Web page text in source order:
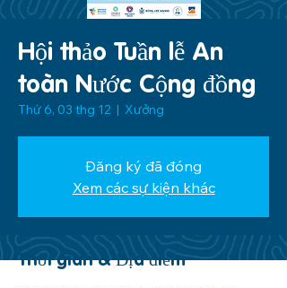
Hội thảo Tuần lễ An
toàn Nước Cộng đồng
Thứ 6, 03 thg 12
  |
Xưởng
Đăng ký đã đóng
Xem các sự kiện khác
Thời gian & Địa điểm